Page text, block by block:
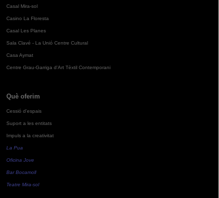
Casal Mira-sol
Casino La Floresta
Casal Les Planes
Sala Clavé - La Unió Centre Cultural
Casa Aymat
Centre Grau-Garriga d'Art Tèxtil Contemporani
Què oferim
Cessió d'espais
Suport a les entitats
Impuls a la creativitat
La Pua
Oficina Jove
Bar Bocamoll
Teatre Mira-sol